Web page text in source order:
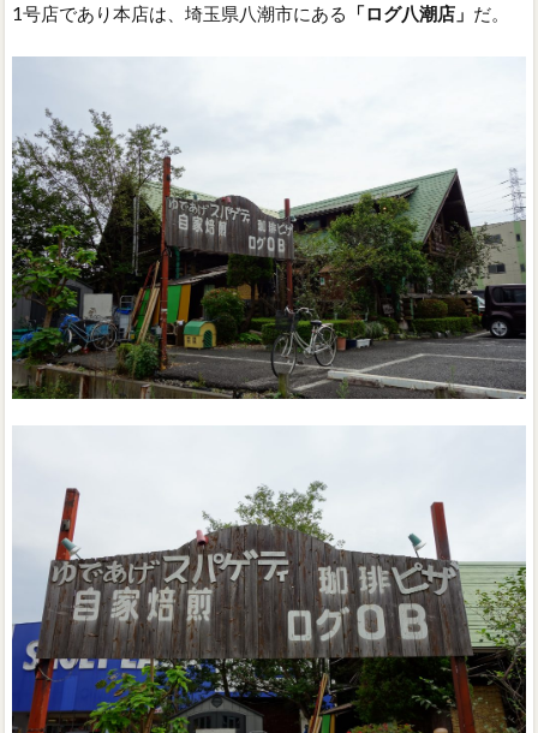
1号店であり本店は、埼玉県八潮市にある
「ログ八潮店」 だ。